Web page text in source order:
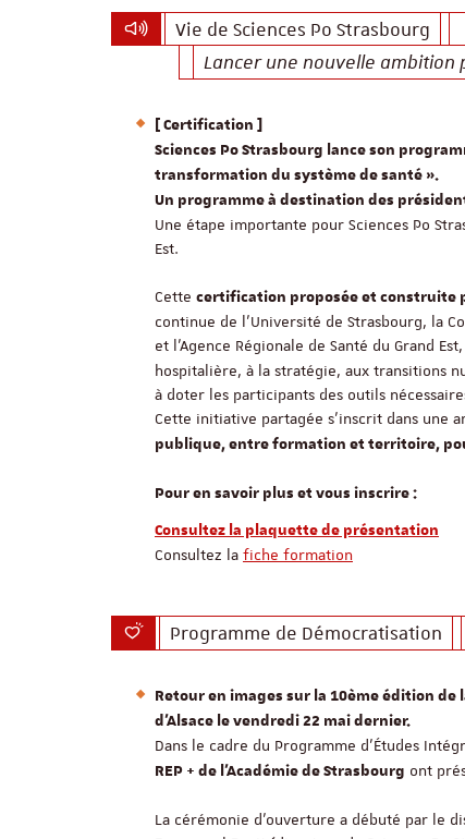
Vie de Sciences Po Strasbourg
Lancer une nouvelle ambition
[ Certification ]
Sciences Po Strasbourg lance son
transformation du système de santé ».
Un programme à destination des
Une étape importante pour Sciences Po
Est.
Cette certification proposée et construite
continue de l’Université de Strasbourg, la
et l’Agence Régionale de Santé du Grand
hospitalière, à la stratégie, aux transitions
à doter les participants des outils
Cette initiative partagée s’inscrit dans une
publique, entre formation et territoire,
Pour en savoir plus et vous inscrire :
Consultez la plaquette de présentation
Consultez la fiche formation
Programme de Démocratisation
Retour en images sur la 10ème édition de
d’Alsace le vendredi 22 mai dernier.
Dans le cadre du Programme d’Études
REP + de l’Académie de Strasbourg ont
La cérémonie d’ouverture a débuté par le